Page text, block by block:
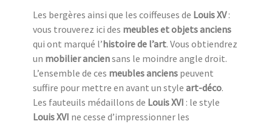
Les bergères ainsi que les coiffeuses de Louis XV:
vous trouverez ici des meubles et objets anciens
qui ont marqué l’histoire de l’art. Vous obtiendrez
un mobilier anciensans le moindre angle droit.
L’ensemble de ces meubles anciens peuvent
suffire pour mettre en avant un style art-déco.
Les fauteuils médaillons de Louis XVI : le style
Louis XVI ne cesse d’impressionner les